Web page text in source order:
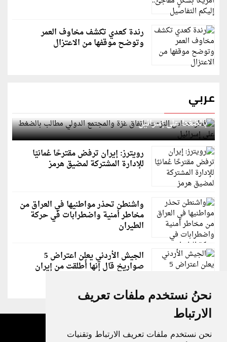
نحنُ نستخدم ملفات تعريف
الارتباط
نحن نستخدم ملفات تعريف الارتباط وتقنيات
رندة كعدي تكشف مخاوف العمر
وتوضح موقفها من الاعتزال
عربي
قطر: حماس التزمت باتفاق غزة والمجتمع الدولي مطالب
بالضغط على إسرائيل
رويترز: إيران ترفض مقترحًا عُمانيًا
للإدارة المشتركة لمضيق هرمز
واشنطن تحذر مواطنيها في العراق من
مخاطر أمنية واضطرابات في حركة
الطيران
الجيش الأردني يعلن اعتراض 5
صواريخ قال إنها أُطلقت من إيران